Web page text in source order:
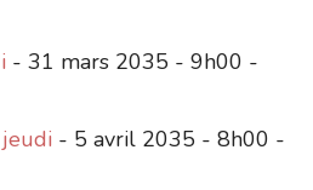
- 31 mars 2035 - 9h00 -
- 5 avril 2035 - 8h00 -